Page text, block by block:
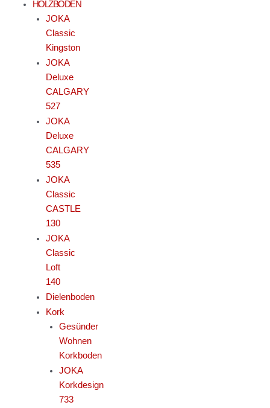
HOLZBODEN
JOKA
Classic
Kingston
JOKA
Deluxe
CALGARY
527
JOKA
Deluxe
CALGARY
535
JOKA
Classic
CASTLE
130
JOKA
Classic
Loft
140
Dielenboden
Kork
Gesünder
Wohnen
Korkboden
JOKA
Korkdesign
733